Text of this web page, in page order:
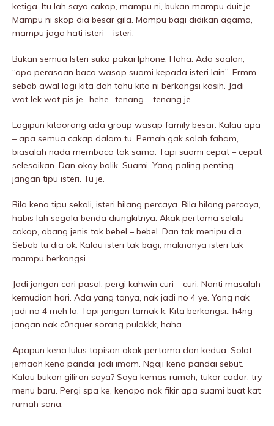
ketiga. Itu lah saya cakap, mampu ni, bukan mampu duit je.
Mampu ni skop dia besar giIa. Mampu bagi didikan agama,
mampu jaga hati isteri – isteri.
Bukan semua Isteri suka pakai Iphone. Haha. Ada soalan,
“apa perasaan baca wasap suami kepada isteri lain”. Ermm
sebab awal lagi kita dah tahu kita ni berkongsi kasih. Jadi
wat lek wat pis je.. hehe.. tenang – tenang je.
Lagipun kitaorang ada group wasap family besar. Kalau apa
– apa semua cakap dalam tu. Pernah gak salah faham,
biasalah nada membaca tak sama. Tapi suami cepat – cepat
selesaikan. Dan okay balik. Suami, Yang paling penting
jangan tipu isteri. Tu je.
Bila kena tipu sekali, isteri hilang percaya. Bila hilang percaya,
habis lah segala benda diungkitnya. Akak pertama selalu
cakap, abang jenis tak bebel – bebel. Dan tak menipu dia.
Sebab tu dia ok. Kalau isteri tak bagi, maknanya isteri tak
mampu berkongsi.
Jadi jangan cari pasal, pergi kahwin curi – curi. Nanti masalah
kemudian hari. Ada yang tanya, nak jadi no 4 ye. Yang nak
jadi no 4 meh la. Tapi jangan tamak k. Kita berkongsi.. h4ng
jangan nak c0nquer sorang pulakkk, haha..
Apapun kena lulus tapisan akak pertama dan kedua. Solat
jemaah kena pandai jadi imam. Ngaji kena pandai sebut.
Kalau bukan giliran saya? Saya kemas rumah, tukar cadar, try
menu baru. Pergi spa ke, kenapa nak fikir apa suami buat kat
rumah sana.